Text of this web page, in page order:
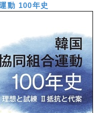
動 100年史